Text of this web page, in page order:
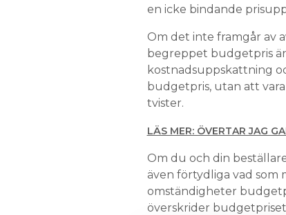
en icke bindande
Om det inte framgår av
begreppet budgetpris
kostnadsuppskattning
budgetpris, utan att
tvister.
LÄS MER: ÖVERTAR JAG
Om du och din
även förtydliga vad som
omständigheter
överskrider